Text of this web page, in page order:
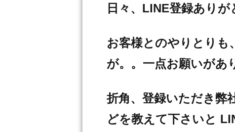
日々、LINE登録ありが
お客様とのやりとりも
が。。一点お願いがあ
折角、登録いただき弊
どを教えて下さいと